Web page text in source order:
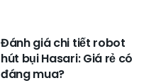
Đánh giá chi tiết robot
hút bụi Hasari: Giá rẻ có
đáng mua?